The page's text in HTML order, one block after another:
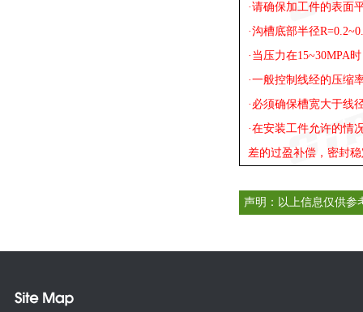
·请确保加工件的表面
·沟槽底部半径
·当压力在15~30MPA
·一般控制线经的压缩
·必须确保槽宽大于线
·在安装工件允许的情
差的过盈补偿，密封
声明：以上信息仅供参